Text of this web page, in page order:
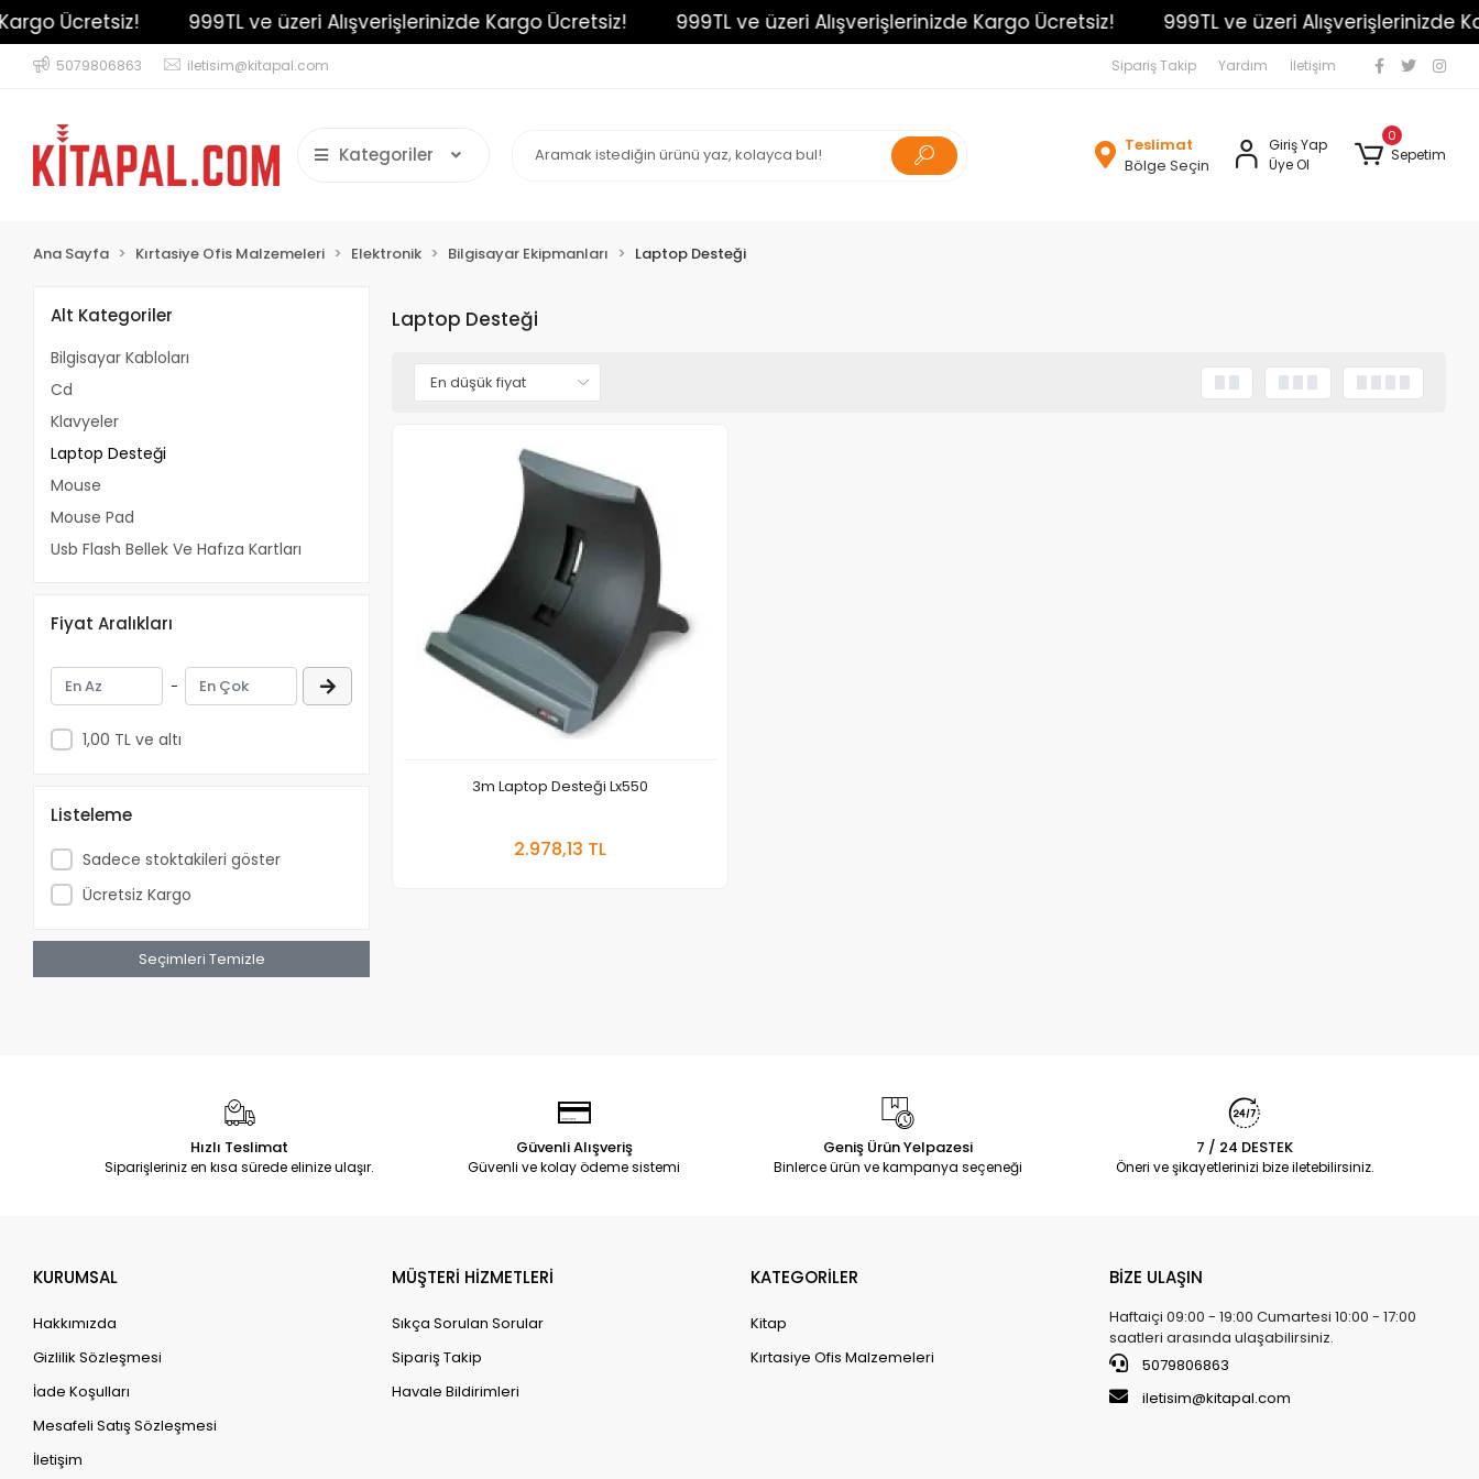
Ücretsiz! 999TL ve üzeri Alışverişlerinizde Kargo Ücretsiz! 999TL ve üzeri Alışverişlerinizde Kargo Ücretsiz! 999TL ve üzeri Alışverişlerinizde
5079806863 iletisim@kitapal.com Sipariş Takip Yardım İletişim
Kategoriler
Teslimat
Bölge Seçin
Giriş Yap
Üye Ol
0
Sepetim
Ana Sayfa Kırtasiye Ofis Malzemeleri Elektronik Bilgisayar Ekipmanları Laptop Desteği
Alt Kategoriler
Bilgisayar Kabloları
Cd
Klavyeler
Laptop Desteği
Mouse
Mouse Pad
Usb Flash Bellek Ve Hafıza Kartları
Fiyat Aralıkları
-
1,00 TL ve altı
Listeleme
Sadece stoktakileri göster
Ücretsiz Kargo
Seçimleri Temizle
Laptop Desteği
3m Laptop Desteği Lx550
2.978,13 TL
Hızlı Teslimat
Siparişleriniz en kısa sürede elinize ulaşır.
Güvenli Alışveriş
Güvenli ve kolay ödeme sistemi
Geniş Ürün Yelpazesi
Binlerce ürün ve kampanya seçeneği
7 / 24 DESTEK
Öneri ve şikayetlerinizi bize iletebilirsiniz.
KURUMSAL
Hakkımızda
Gizlilik Sözleşmesi
İade Koşulları
Mesafeli Satış Sözleşmesi
İletişim
MÜŞTERİ HİZMETLERİ
Sıkça Sorulan Sorular
Sipariş Takip
Havale Bildirimleri
KATEGORİLER
Kitap
Kırtasiye Ofis Malzemeleri
BİZE ULAŞIN
Haftaiçi 09:00 - 19:00 Cumartesi 10:00 - 17:00
saatleri arasında ulaşabilirsiniz.
5079806863
iletisim@kitapal.com